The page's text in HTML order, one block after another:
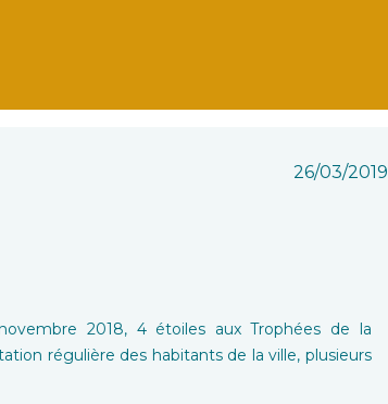
26/03/2019
2018, 4 étoiles aux Trophées de la
régulière des habitants de la ville, plusieurs